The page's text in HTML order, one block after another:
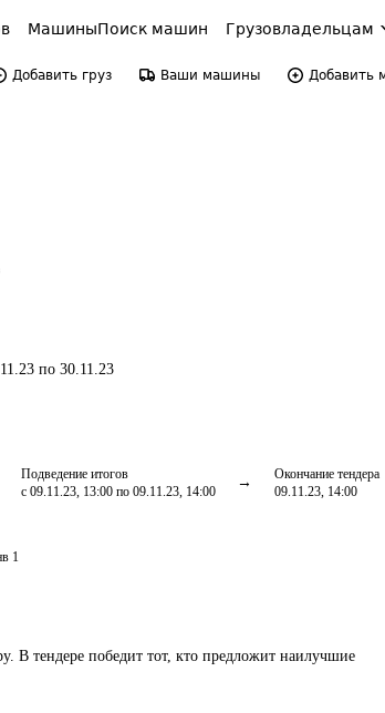
МашиныПоиск машин Грузовладельцам
Добавить груз Ваши машины Добавить
по 30.11.23
Подведение итогов
с 09.11.23, 13:00 по 09.11.23, 14:00
Окончание тендера
09.11.23, 14:00
1
В тендере победит тот, кто предложит наилучшие